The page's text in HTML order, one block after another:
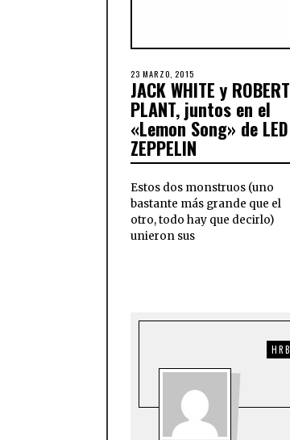
23 MARZO, 2015
JACK WHITE y ROBERT
PLANT, juntos en el
«Lemon Song» de LED
ZEPPELIN
Estos dos monstruos (uno
bastante más grande que el
otro, todo hay que decirlo)
unieron sus
HRB